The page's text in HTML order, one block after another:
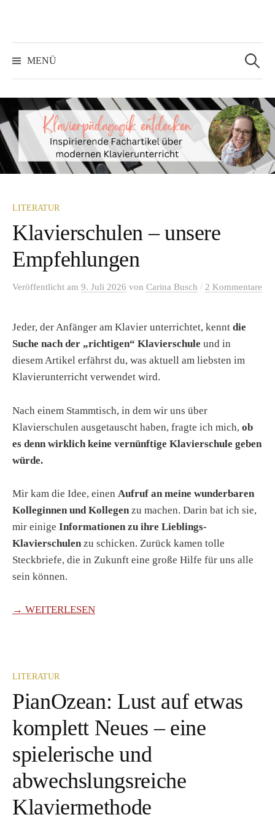
Inhalt
MENÜ
nach:
LITERATUR
Klavierschulen – unsere
Empfehlungen
Veröffentlicht am 9. Juli 2026 von Carina Busch / 2 Kommentare
Jeder, der Anfänger am Klavier unterrichtet, kennt die
Suche nach der „richtigen“ Klavierschule und in
diesem Artikel erfährst du, was aktuell am liebsten im
Klavierunterricht verwendet wird.
Nach einem Stammtisch, in dem wir uns über
Klavierschulen ausgetauscht haben, fragte ich mich, ob
es denn wirklich keine vernünftige Klavierschule geben
würde.
Mir kam die Idee, einen Aufruf an meine wunderbaren
Kolleginnen und Kollegenzu machen. Darin bat ich sie,
mir einige Informationen zu ihre Lieblings-
Klavierschulenzu schicken. Zurück kamen tolle
Steckbriefe, die in Zukunft eine große Hilfe für uns alle
sein können.
→ WEITERLESEN
LITERATUR
PianOzean: Lust auf etwas
komplett Neues – eine
spielerische und
abwechslungsreiche
Klaviermethode